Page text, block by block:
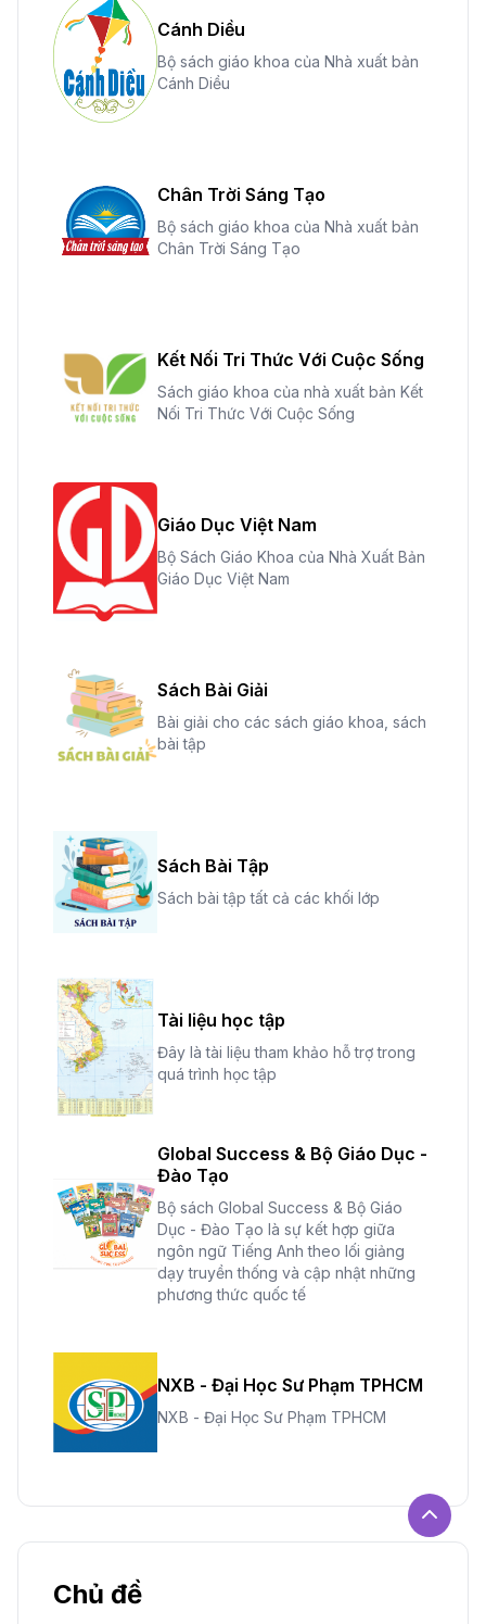
Cánh Diều
Bộ sách giáo khoa của Nhà xuất bản
Cánh Diều
Chân Trời Sáng Tạo
Bộ sách giáo khoa của Nhà xuất bản
Chân Trời Sáng Tạo
Kết Nối Tri Thức Với Cuộc Sống
Sách giáo khoa của nhà xuất bản Kết
Nối Tri Thức Với Cuộc Sống
Giáo Dục Việt Nam
Bộ Sách Giáo Khoa của Nhà Xuất Bản
Giáo Dục Việt Nam
Sách Bài Giải
Bài giải cho các sách giáo khoa, sách
bài tập
Sách Bài Tập
Sách bài tập tất cả các khối lớp
Tài liệu học tập
Đây là tài liệu tham khảo hỗ trợ trong
quá trình học tập
Global Success & Bộ Giáo Dục -
Đào Tạo
Bộ sách Global Success & Bộ Giáo
Dục - Đào Tạo là sự kết hợp giữa
ngôn ngữ Tiếng Anh theo lối giảng
dạy truyền thống và cập nhật những
phương thức quốc tế
NXB - Đại Học Sư Phạm TPHCM
NXB - Đại Học Sư Phạm TPHCM
Chủ đề